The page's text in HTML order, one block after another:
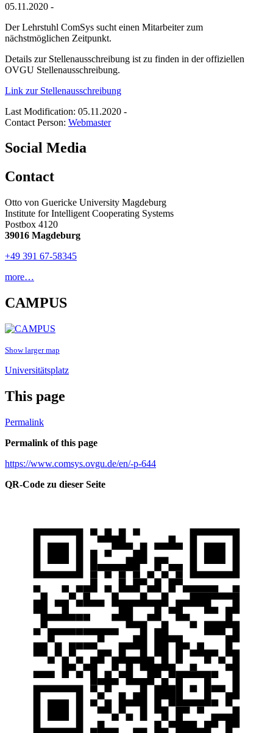
05.11.2020 -
Der Lehrstuhl ComSys sucht einen Mitarbeiter zum
nächstmöglichen Zeitpunkt.
Details zur Stellenausschreibung ist zu finden in der offiziellen
OVGU Stellenausschreibung.
Link zur Stellenausschreibung
Last Modification: 05.11.2020 -
Contact Person: Webmaster
Social Media
Contact
Otto von Guericke University Magdeburg
Institute for Intelligent Cooperating Systems
Postbox 4120
39016 Magdeburg
+49 391 67-58345
more…
CAMPUS
Show larger map
Universitätsplatz
This page
Permalink
Permalink of this page
https://www.comsys.ovgu.de/en/-p-644
QR-Code zu dieser Seite